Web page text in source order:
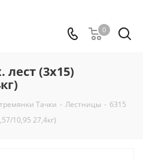
0
(3х15)
Тачки - Лестницы - 6315
10,95 27,4кг)